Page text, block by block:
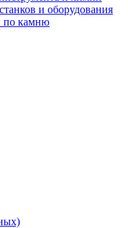
и оборудования
по камню